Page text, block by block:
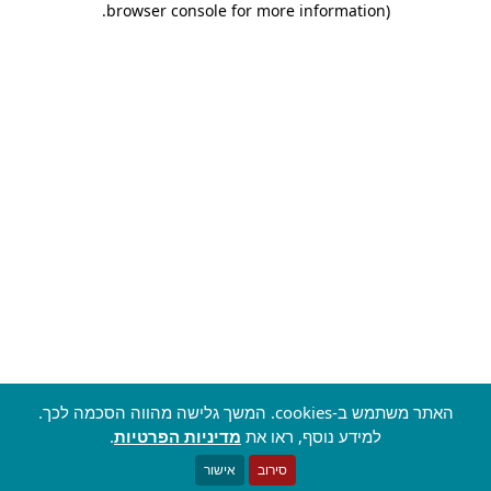
browser console for more information)
.
האתר משתמש ב-cookies. המשך גלישה מהווה הסכמה לכך.
למידע נוסף, ראו את מדיניות הפרטיות.
סירוב אישור